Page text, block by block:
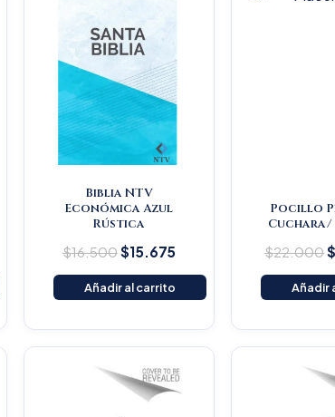
Biblia NTV
Económica Azul
Rústica
$16.500
$16.500.
$15.675
Añadir al carrito
Pocillo
Cuchara/
$22.000$
Añadir